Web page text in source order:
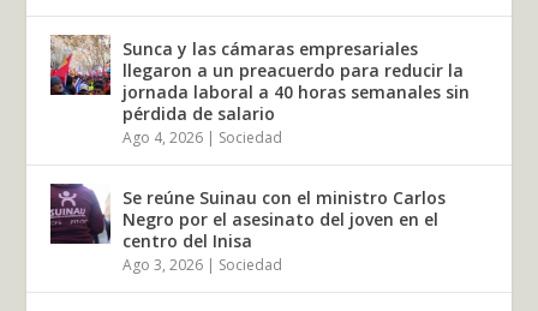
Sunca y las cámaras empresariales
llegaron a un preacuerdo para reducir la
jornada laboral a 40 horas semanales sin
pérdida de salario
Ago 4, 2026 | Sociedad
Se reúne Suinau con el ministro Carlos
Negro por el asesinato del joven en el
centro del Inisa
Ago 3, 2026 | Sociedad